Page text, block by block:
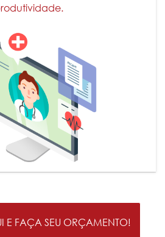
E FAÇA SEU ORÇAMENTO!